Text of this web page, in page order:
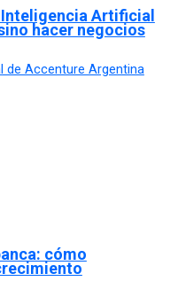
Artificial
hacer negocios
cómo